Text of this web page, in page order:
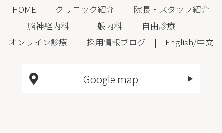
HOME | クリニック紹介 | 院長・スタッフ紹介
脳神経内科 | 一般内科 | 自由診療 |
オンライン診療 | 採用情報ブログ | English/中文
Google map